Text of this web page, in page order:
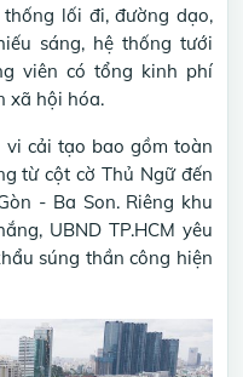
lối đi, đường dạo,
sáng, hệ thống tưới
viên có tổng kinh phí
xã hội hóa.
vi cải tạo bao gồm toàn
từ cột cờ Thủ Ngữ đến
- Ba Son. Riêng khu
UBND TP.HCM yêu
súng thần công hiện